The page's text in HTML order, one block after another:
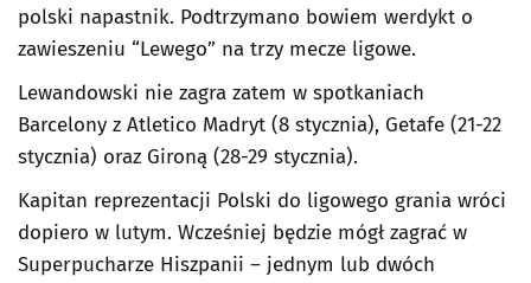
polski napastnik. Podtrzymano bowiem werdykt o
zawieszeniu “Lewego” na trzy mecze ligowe.
Lewandowski nie zagra zatem w spotkaniach
Barcelony z Atletico Madryt (8 stycznia), Getafe (21-22
stycznia) oraz Gironą (28-29 stycznia).
Kapitan reprezentacji Polski do ligowego grania wróci
dopiero w lutym. Wcześniej będzie mógł zagrać w
Superpucharze Hiszpanii – jednym lub dwóch